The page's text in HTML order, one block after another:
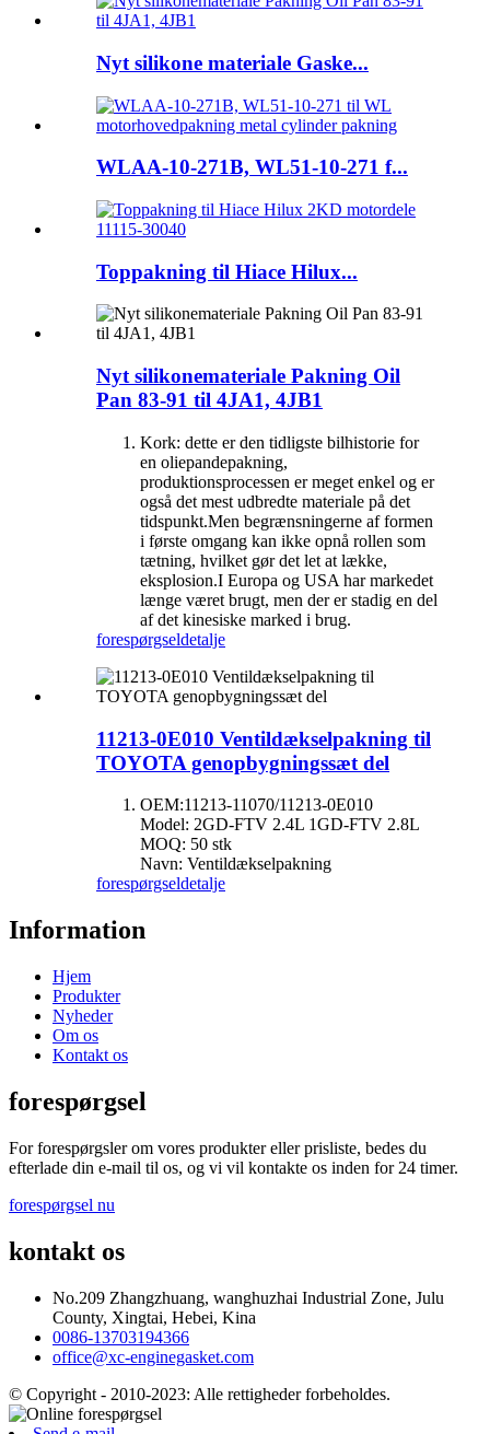
Nyt silikone materiale Gaske...
WLAA-10-271B, WL51-10-271 f...
Toppakning til Hiace Hilux...
Nyt silikonemateriale Pakning Oil
Pan 83-91 til 4JA1, 4JB1
Kork: dette er den tidligste bilhistorie for
en oliepandepakning,
produktionsprocessen er meget enkel og er
også det mest udbredte materiale på det
tidspunkt.Men begrænsningerne af formen
i første omgang kan ikke opnå rollen som
tætning, hvilket gør det let at lække,
eksplosion.I Europa og USA har markedet
længe været brugt, men der er stadig en del
af det kinesiske marked i brug.
forespørgseldetalje
11213-0E010 Ventildækselpakning til
TOYOTA genopbygningssæt del
OEM:11213-11070/11213-0E010
Model: 2GD-FTV 2.4L 1GD-FTV 2.8L
MOQ: 50 stk
Navn: Ventildækselpakning
forespørgseldetalje
Information
Hjem
Produkter
Nyheder
Om os
Kontakt os
forespørgsel
For forespørgsler om vores produkter eller prisliste, bedes du
efterlade din e-mail til os, og vi vil kontakte os inden for 24 timer.
forespørgsel nu
kontakt os
No.209 Zhangzhuang, wanghuzhai Industrial Zone, Julu
County, Xingtai, Hebei, Kina
0086-13703194366
office@xc-enginegasket.com
© Copyright - 2010-2023: Alle rettigheder forbeholdes.